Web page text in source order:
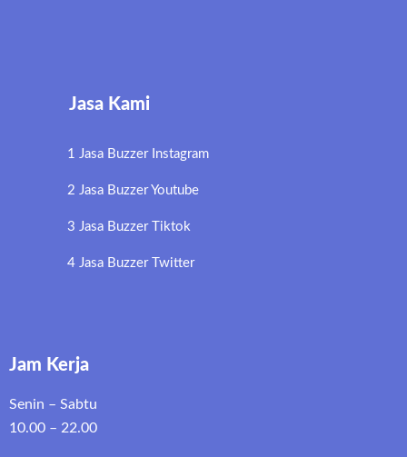
Jasa Kami
1 Jasa Buzzer Instagram
2 Jasa Buzzer Youtube
3 Jasa Buzzer Tiktok
4 Jasa Buzzer Twitter
Jam Kerja
Senin – Sabtu
10.00 – 22.00